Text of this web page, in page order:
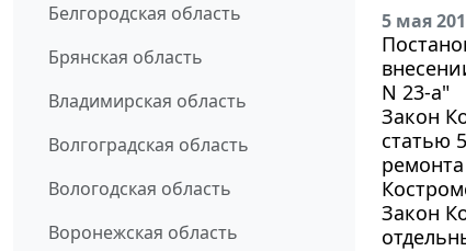
Белгородская область
Брянская область
Владимирская область
Волгоградская область
Вологодская область
Воронежская область
5 мая
N 23-а"
Закон
статью
Закон